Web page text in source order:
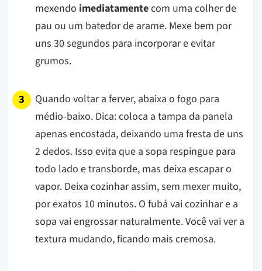
mexendo imediatamentecom uma colher de
pau ou um batedor de arame. Mexe bem por
uns 30 segundos para incorporar e evitar
grumos.
Quando voltar a ferver, abaixa o fogo para
médio-baixo. Dica: coloca a tampa da panela
apenas encostada, deixando uma fresta de uns
2 dedos. Isso evita que a sopa respingue para
todo lado e transborde, mas deixa escapar o
vapor. Deixa cozinhar assim, sem mexer muito,
por exatos 10 minutos. O fubá vai cozinhar e a
sopa vai engrossar naturalmente. Você vai ver a
textura mudando, ficando mais cremosa.